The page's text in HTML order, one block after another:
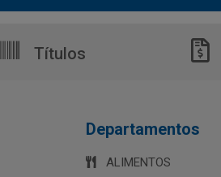
Títulos
Departamentos
ALIMENTOS